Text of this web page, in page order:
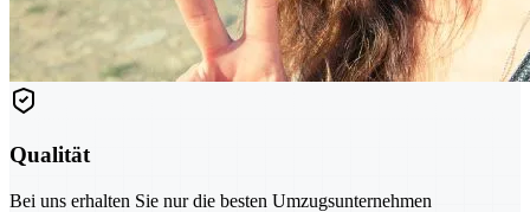
Qualität
Bei uns erhalten Sie nur die besten Umzugsunternehmen